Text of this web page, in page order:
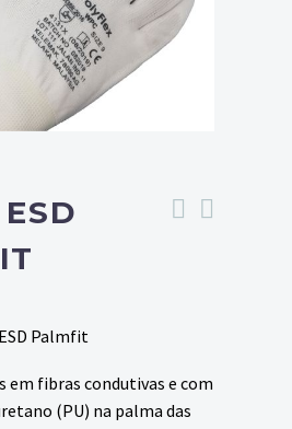
Palmfit
em fibras condutivas e com
(PU) na palma das